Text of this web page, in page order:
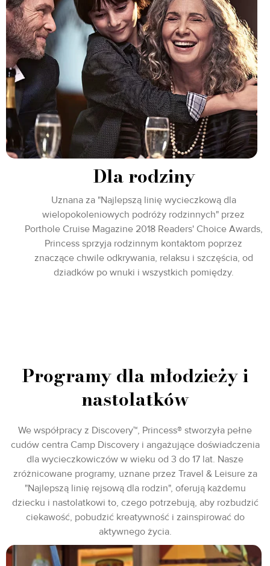
Dla rodziny
Uznana za "Najlepszą linię wycieczkową dla
wielopokoleniowych podróży rodzinnych" przez
Porthole Cruise Magazine 2018 Readers' Choice Awards,
Princess sprzyja rodzinnym kontaktom poprzez
znaczące chwile odkrywania, relaksu i szczęścia, od
dziadków po wnuki i wszystkich pomiędzy.
Programy dla młodzieży i
nastolatków
We współpracy z Discovery™, Princess® stworzyła pełne
cudów centra Camp Discovery i angażujące doświadczenia
dla wycieczkowiczów w wieku od 3 do 17 lat. Nasze
zróżnicowane programy, uznane przez Travel & Leisure za
"Najlepszą linię rejsową dla rodzin", oferują każdemu
dziecku i nastolatkowi to, czego potrzebują, aby rozbudzić
ciekawość, pobudzić kreatywność i zainspirować do
aktywnego życia.